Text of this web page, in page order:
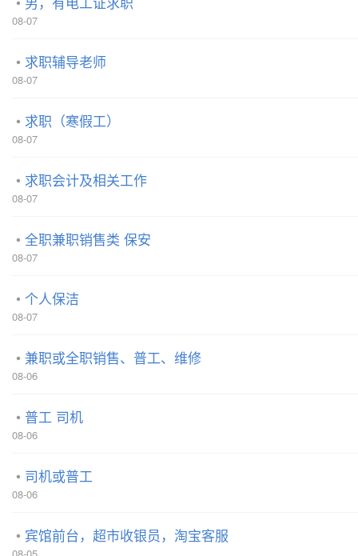
08-07
求职辅导老师
08-07
求职（寒假工）
08-07
求职会计及相关工作
08-07
全职兼职销售类 保安
08-07
个人保洁
08-07
兼职或全职销售、普工、维修
08-06
普工 司机
08-06
司机或普工
08-06
宾馆前台，超市收银员，淘宝客服